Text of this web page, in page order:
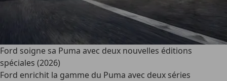
Ford soigne sa Puma avec deux nouvelles éditions
spéciales (2026)
Ford enrichit la gamme du Puma avec deux séries